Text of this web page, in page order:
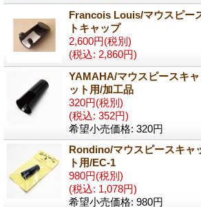
Francois Louis/マウスピー
トキャップ
2,600円(税別)
(税込: 2,860円)
YAMAHA/マウスピースキ
ット用/加工品
320円(税別)
(税込: 352円)
希望小売価格: 320円
Rondino/マウスピースキャ
ト用/EC-1
980円(税別)
(税込: 1,078円)
希望小売価格: 980円